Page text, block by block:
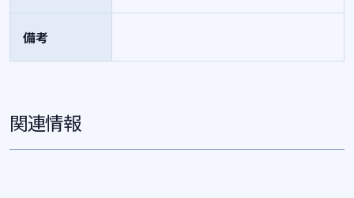
備考
関連情報